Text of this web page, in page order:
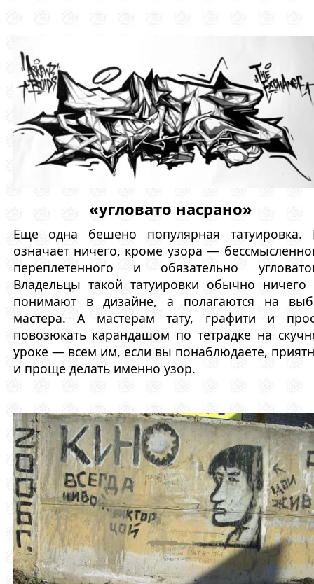
«угловато насрано»
Еще одна бешено популярная татуировка.
означает ничего, кроме узора —
переплетенного и обязательно
Владельцы такой татуировки обычно ничего
понимают в дизайне, а полагаются на
мастера. А мастерам тату, графити и
повозюкать карандашом по тетрадке на
уроке — всем им, если вы понаблюдаете,
и проще делать именно узор.